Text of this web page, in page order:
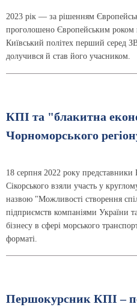
2023 рік — за рішенням
проголошено Європейським роком
Київський політех перший серед
долучився й став його учасником.
КПІ та "блакитна
Чорноморського
18 серпня 2022 року представники
Сікорського взяли участь у
назвою "Можливості створення
підприємств компаніями України
бізнесу в сфері морського
форматі.
Першокурсник КПІ –